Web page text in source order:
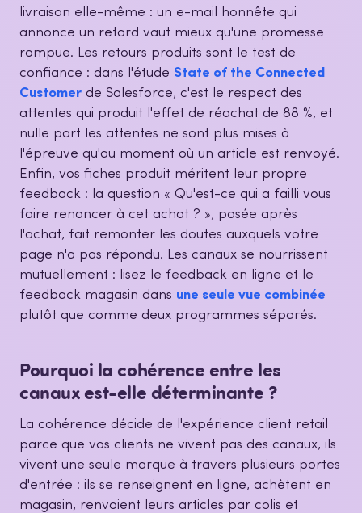
livraison elle-même : un e-mail honnête qui
annonce un retard vaut mieux qu'une promesse
rompue. Les retours produits sont le test de
confiance : dans l'étude State of the Connected
Customer de Salesforce, c'est le respect des
attentes qui produit l'effet de réachat de 88 %, et
nulle part les attentes ne sont plus mises à
l'épreuve qu'au moment où un article est renvoyé.
Enfin, vos fiches produit méritent leur propre
feedback : la question « Qu'est-ce qui a failli vous
faire renoncer à cet achat ? », posée après
l'achat, fait remonter les doutes auxquels votre
page n'a pas répondu. Les canaux se nourrissent
mutuellement : lisez le feedback en ligne et le
feedback magasin dans une seule vue combinée
plutôt que comme deux programmes séparés.
Pourquoi la cohérence entre les
canaux est-elle déterminante ?
La cohérence décide de l'expérience client retail
parce que vos clients ne vivent pas des canaux, ils
vivent une seule marque à travers plusieurs portes
d'entrée : ils se renseignent en ligne, achètent en
magasin, renvoient leurs articles par colis et